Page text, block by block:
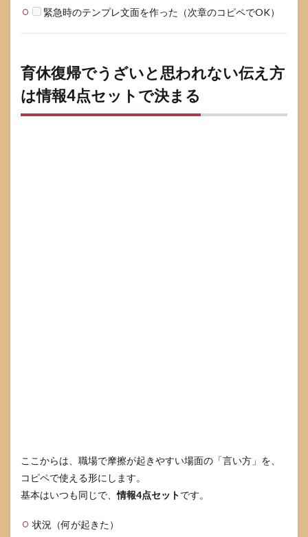
緊急
は除
く）
相談
に持
って
行く
と話
すと
全員
が楽
にな
7.2
緊急時のテンプレ文面を作った（次章のコピペでOK）
育休復帰でうざいと思われない伝え方
は情報4点セットで決まる
ここからは、職場で摩擦が起きやすい場面の「言い方」を、
コピペで使える形にします。
基本はいつも同じで、情報4点セットです。
状況（何が起きた）